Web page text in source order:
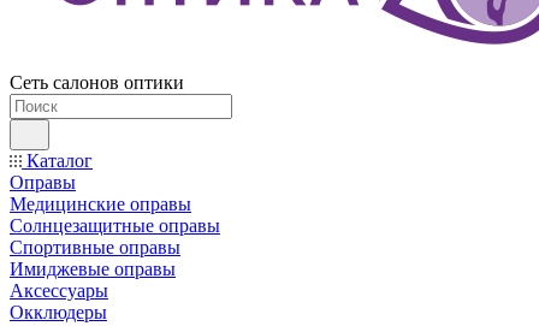
Сеть салонов оптики
Каталог
Оправы
Медицинские оправы
Солнцезащитные оправы
Спортивные оправы
Имиджевые оправы
Аксессуары
Окклюдеры